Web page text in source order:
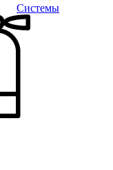
Системы